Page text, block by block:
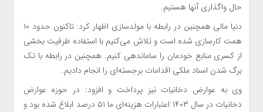
حال واگذاری آنها هستیم.
دنیا مالی همچنین در رابطه با مولدسازی اظهار کرد: تاکنون حدود ۱۰
همت کارسازی شده است و تلاش می‌کنیم با استفاده ظرفیت بخشی
از کسری منابع خودمان را ساماندهی کنیم. همچنین در رابطه با تک
برگ شدن اسناد ملکی اقدامات برجسته‌ای را انجام دادیم.
وی به عوارض دخانیات نیز پرداخت و افزود: در حوزه عوارض
دخانیات در سال ۱۴۰۳ اعتبارات هزینه‌ای ما ۵۱ درصد ابلاغ شده بود و